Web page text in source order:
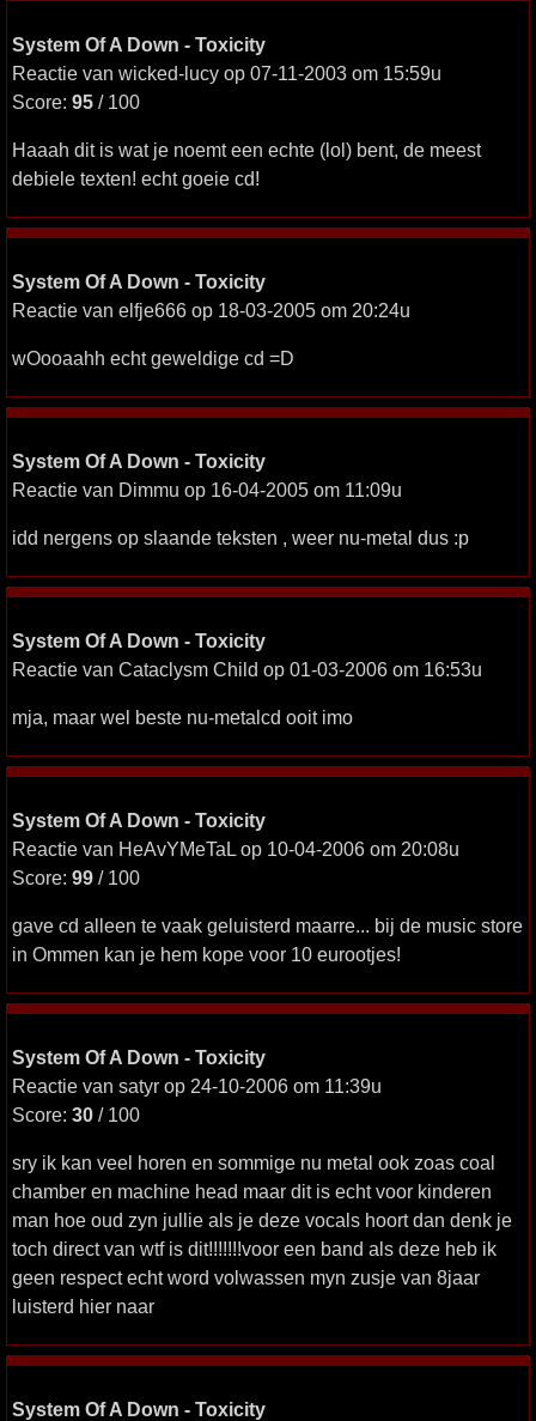
System Of A Down - Toxicity
Reactie van wicked-lucy op 07-11-2003 om 15:59u
Score: 95 / 100
Haaah dit is wat je noemt een echte (lol) bent, de meest
debiele texten! echt goeie cd!
System Of A Down - Toxicity
Reactie van elfje666 op 18-03-2005 om 20:24u
wOooaahh echt geweldige cd =D
System Of A Down - Toxicity
Reactie van Dimmu op 16-04-2005 om 11:09u
idd nergens op slaande teksten , weer nu-metal dus :p
System Of A Down - Toxicity
Reactie van Cataclysm Child op 01-03-2006 om 16:53u
mja, maar wel beste nu-metalcd ooit imo
System Of A Down - Toxicity
Reactie van HeAvYMeTaL op 10-04-2006 om 20:08u
Score: 99 / 100
gave cd alleen te vaak geluisterd maarre... bij de music store
in Ommen kan je hem kope voor 10 eurootjes!
System Of A Down - Toxicity
Reactie van satyr op 24-10-2006 om 11:39u
Score: 30 / 100
sry ik kan veel horen en sommige nu metal ook zoas coal
chamber en machine head maar dit is echt voor kinderen
man hoe oud zyn jullie als je deze vocals hoort dan denk je
toch direct van wtf is dit!!!!!!!voor een band als deze heb ik
geen respect echt word volwassen myn zusje van 8jaar
luisterd hier naar
System Of A Down - Toxicity